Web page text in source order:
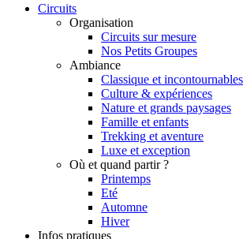
Circuits
Organisation
Circuits sur mesure
Nos Petits Groupes
Ambiance
Classique et incontournables
Culture & expériences
Nature et grands paysages
Famille et enfants
Trekking et aventure
Luxe et exception
Où et quand partir ?
Printemps
Eté
Automne
Hiver
Infos pratiques